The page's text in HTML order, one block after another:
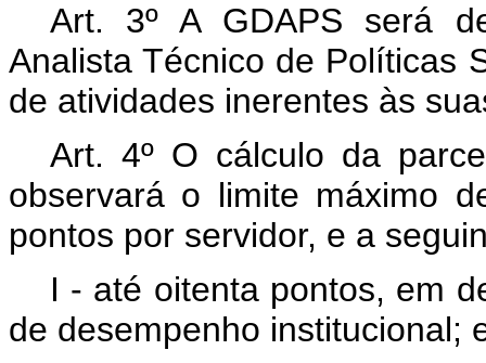
Art. 3º A GDAPS será
Analista Técnico de Políticas
de atividades inerentes às
Art. 4º O cálculo da
observará o limite máximo
pontos por servidor, e a
I - até oitenta pontos, em
de desempenho institucional;